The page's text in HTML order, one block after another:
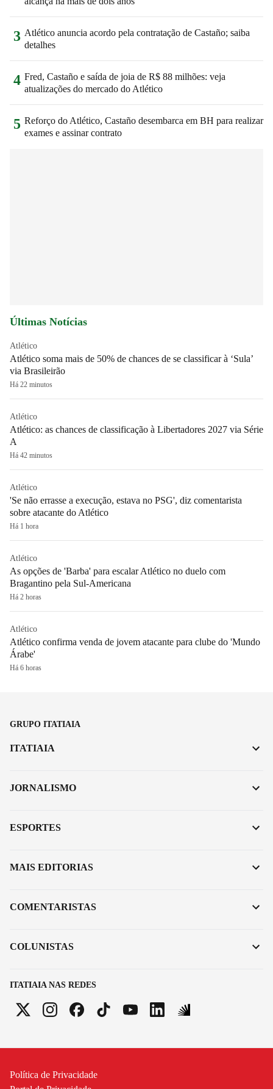
3 Atlético anuncia acordo pela contratação de Castaño; saiba
detalhes
4 Fred, Castaño e saída de joia de R$ 88 milhões: veja
atualizações do mercado do Atlético
5 Reforço do Atlético, Castaño desembarca em BH para realizar
exames e assinar contrato
Últimas Notícias
Atlético
Atlético soma mais de 50% de chances de se classificar à ‘Sula’
via Brasileirão
Há 22 minutos
Atlético
Atlético: as chances de classificação à Libertadores 2027 via Série
A
Há 42 minutos
Atlético
'Se não errasse a execução, estava no PSG', diz comentarista
sobre atacante do Atlético
Há 1 hora
Atlético
As opções de 'Barba' para escalar Atlético no duelo com
Bragantino pela Sul-Americana
Há 2 horas
Atlético
Atlético confirma venda de jovem atacante para clube do 'Mundo
Árabe'
Há 6 horas
GRUPO ITATIAIA
ITATIAIA NAS REDES
ITATIAIA
JORNALISMO
ESPORTES
MAIS EDITORIAS
COMENTARISTAS
COLUNISTAS
Política de Privacidade